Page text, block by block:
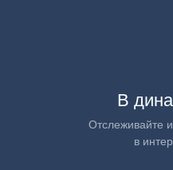
В
Отслеживайте
в